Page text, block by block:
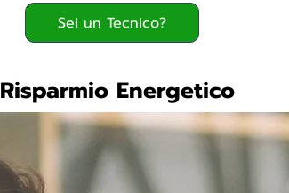
Sei un Tecnico?
Risparmio Energetico